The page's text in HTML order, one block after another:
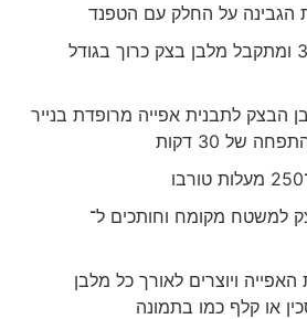
על החלק עם הטפנד
מקפלים ל- 3 ומתקבל מלבן בצק כרוך בגודל
לתבנית אפייה מרופדת בנייר
30 דקות
מקומח וחותכים ל־
ויוצרים לאורך כל מלבן
או קלף כמו בתמונה